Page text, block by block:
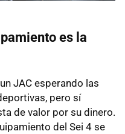
es la
JAC esperando las
pero sí
de valor por su dinero.
del Sei 4 se